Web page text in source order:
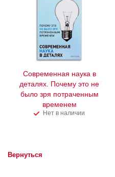
Современная наука в
деталях. Почему это не
было зря потраченным
временем
Нет в наличии
Вернуться